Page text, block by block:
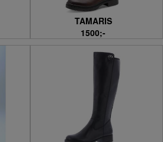
TAMARIS
1500;-